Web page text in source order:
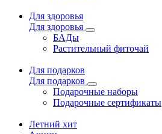
Для здоровья
Для здоровья
БАДы
Растительный фиточай
Для подарков
Для подарков
Подарочные наборы
Подарочные сертификаты
Летний хит